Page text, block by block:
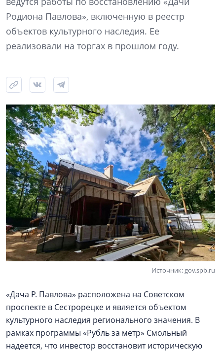
Родиона Павлова», включенную в реестр
объектов культурного наследия. Ее
реализовали на торгах в прошлом году.
Источник: gov.spb.ru
«Дача Р. Павлова» расположена на Советском
проспекте в Сестрорецке и является объектом
культурного наследия регионального значения. В
рамках программы «Рубль за метр» Смольный
надеется, что инвестор восстановит историческую